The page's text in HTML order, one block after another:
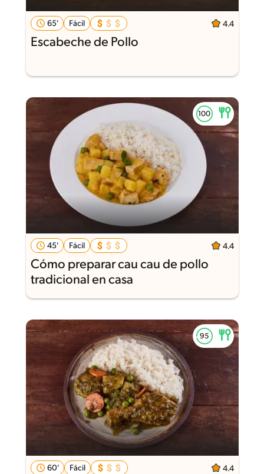
65' Fácil 4.4
Escabeche de Pollo
45' Fácil 4.4
Cómo preparar cau cau de pollo
tradicional en casa
60' Fácil 4.4